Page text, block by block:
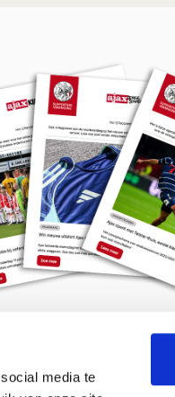
media te
Meld je aan